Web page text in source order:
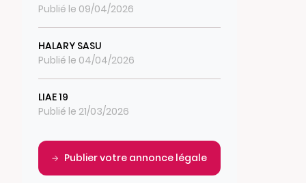
Publié le 09/04/2026
HALARY SASU
Publié le 04/04/2026
LIAE 19
Publié le 21/03/2026
Publier votre annonce légale